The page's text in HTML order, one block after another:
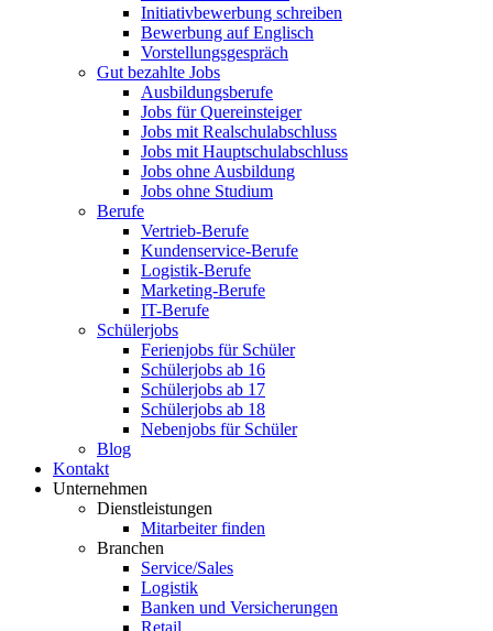
Initiativbewerbung schreiben
Bewerbung auf Englisch
Vorstellungsgespräch
Gut bezahlte Jobs
Ausbildungsberufe
Jobs für Quereinsteiger
Jobs mit Realschulabschluss
Jobs mit Hauptschulabschluss
Jobs ohne Ausbildung
Jobs ohne Studium
Berufe
Vertrieb-Berufe
Kundenservice-Berufe
Logistik-Berufe
Marketing-Berufe
IT-Berufe
Schülerjobs
Ferienjobs für Schüler
Schülerjobs ab 16
Schülerjobs ab 17
Schülerjobs ab 18
Nebenjobs für Schüler
Blog
Kontakt
Unternehmen
Dienstleistungen
Mitarbeiter finden
Branchen
Service/Sales
Logistik
Banken und Versicherungen
Retail